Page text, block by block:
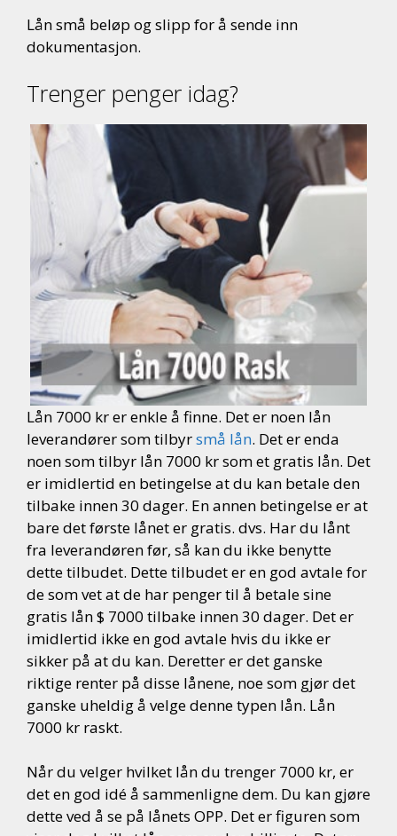
Lån små beløp og slipp for å sende inn
dokumentasjon.
Trenger penger idag?
Lån 7000 kr er enkle å finne. Det er noen lån
leverandører som tilbyrsmå lån. Det er enda
noen som tilbyr lån 7000 kr som et gratis lån. Det
er imidlertid en betingelse at du kan betale den
tilbake innen 30 dager. En annen betingelse er at
bare det første lånet er gratis. dvs. Har du lånt
fra leverandøren før, så kan du ikke benytte
dette tilbudet. Dette tilbudet er en god avtale for
de som vet at de har penger til å betale sine
gratis lån $ 7000 tilbake innen 30 dager. Det er
imidlertid ikke en god avtale hvis du ikke er
sikker på at du kan. Deretter er det ganske
riktige renter på disse lånene, noe som gjør det
ganske uheldig å velge denne typen lån. Lån
7000 kr raskt.
Når du velger hvilket lån du trenger 7000 kr, er
det en god idé å sammenligne dem. Du kan gjøre
dette ved å se på lånets OPP. Det er figuren som